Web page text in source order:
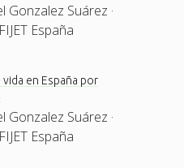
Gonzalez Suárez ·
España
vida en España por
Gonzalez Suárez ·
España